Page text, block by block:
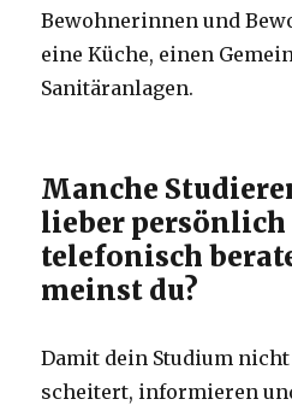
Bewohnerinnen und
eine Küche, einen
Sanitäranlagen.
Manche
lieber persönlich
telefonisch
meinst du?
Damit dein Studium nicht
scheitert, informieren